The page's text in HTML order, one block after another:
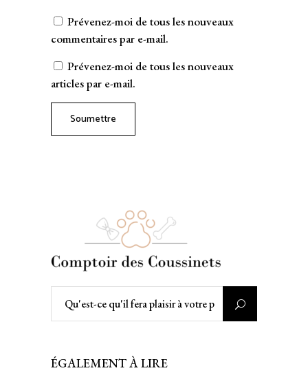
Prévenez-moi de tous les nouveaux
commentaires par e-mail.
Prévenez-moi de tous les nouveaux
articles par e-mail.
Soumettre
ÉGALEMENT À LIRE